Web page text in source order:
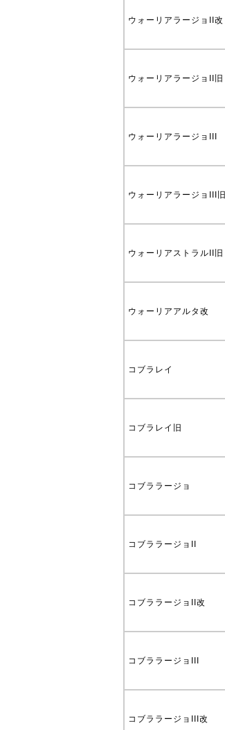
ウォーリアラージョII改
ウォーリアラージョII旧
ウォーリアラージョIII
ウォーリアラージョIII旧
ウォーリアストラルII旧
ウォーリアアルタ改
コブラレイ
コブラレイ旧
コブララージョ
コブララージョII
コブララージョII改
コブララージョIII
コブララージョIII改